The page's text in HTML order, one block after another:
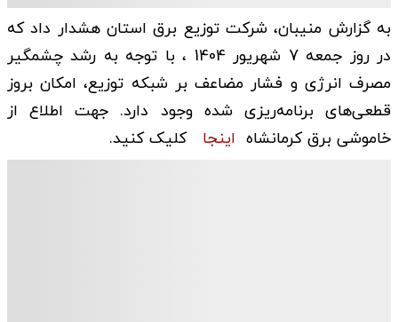
به گزارش منیبان، شرکت توزیع برق استان هشدار داد که
در روز جمعه 7 شهریور 1404 ، با توجه به رشد چشمگیر
مصرف انرژی و فشار مضاعف بر شبکه توزیع، امکان بروز
قطعی‌های برنامه‌ریزی شده وجود دارد. جهت اطلاع از
خاموشی برق کرمانشاه اینجاکلیک کنید.